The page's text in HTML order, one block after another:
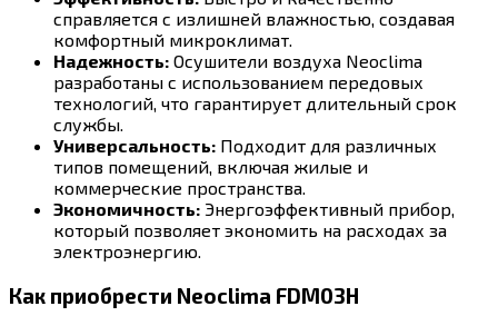
справляется с излишней влажностью, создавая
комфортный микроклимат.
Надежность: Осушители воздуха Neoclima
разработаны с использованием передовых
технологий, что гарантирует длительный срок
службы.
Универсальность: Подходит для различных
типов помещений, включая жилые и
коммерческие пространства.
Экономичность: Энергоэффективный прибор,
который позволяет экономить на расходах за
электроэнергию.
Как приобрести Neoclima FDM03H